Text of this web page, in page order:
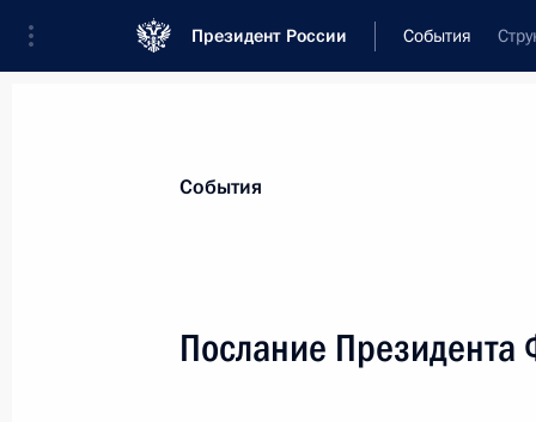
Президент России События
Новости
Послания Федеральному Собранию
События
Послание